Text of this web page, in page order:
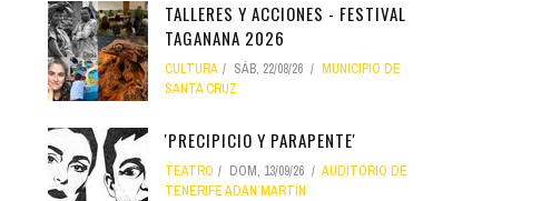
TALLERES Y ACCIONES - FESTIVAL
TAGANANA 2026
CULTURA SÁB, 22/08/26
MUNICIPIO DE
SANTA CRUZ
'PRECIPICIO Y PARAPENTE'
TEATRO DOM, 13/09/26
AUDITORIO DE
TENERIFE ADÁN MARTÍN